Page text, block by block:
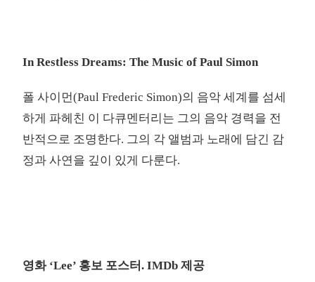
In Restless Dreams: The Music of Paul Simon
폴 사이먼(Paul Frederic Simon)의 음악 세계를 섬세
하게 파헤친 이 다큐멘터리는 그의 음악 경력을 전
반적으로 조명한다. 그의 각 앨범과 노래에 담긴 감
정과 사연을 깊이 있게 다룬다.
영화 ‘Lee’ 홍보 포스터. IMDb 제공